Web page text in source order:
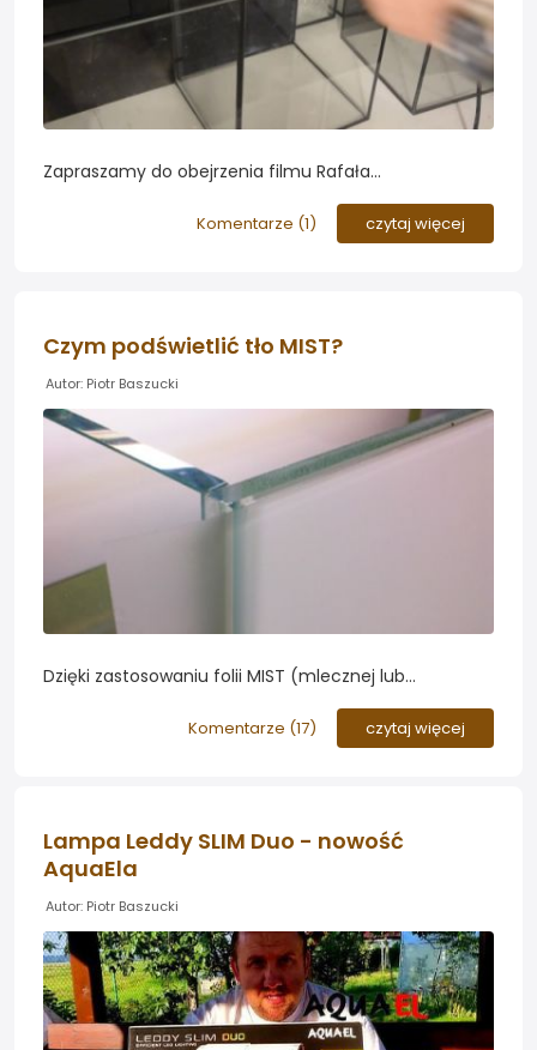
Zapraszamy do obejrzenia filmu Rafała
roli lampa mocowanych na krawędziach akwarium
Komentarze (1) czytaj więcej
Czym podświetlić tło MIST?
Autor: Piotr Baszucki
Dzięki zastosowaniu folii MIST (mlecznej lub
głębię optyczną akwarium. Jeszcze leszy efekt
uzyskamy podświetlając tylną szybę akwarium...
Komentarze (17) czytaj więcej
Lampa Leddy SLIM Duo - nowość
AquaEla
Autor: Piotr Baszucki